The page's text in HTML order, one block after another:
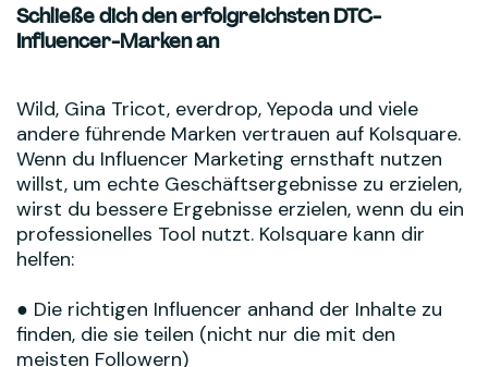
Schließe dich den erfolgreichsten DTC-
Influencer-Marken an
Wild, Gina Tricot, everdrop, Yepoda und viele
andere führende Marken vertrauen auf Kolsquare.
Wenn du Influencer Marketing ernsthaft nutzen
willst, um echte Geschäftsergebnisse zu erzielen,
wirst du bessere Ergebnisse erzielen, wenn du ein
professionelles Tool nutzt. Kolsquare kann dir
helfen:
● Die richtigen Influencer anhand der Inhalte zu
finden, die sie teilen (nicht nur die mit den
meisten Followern)